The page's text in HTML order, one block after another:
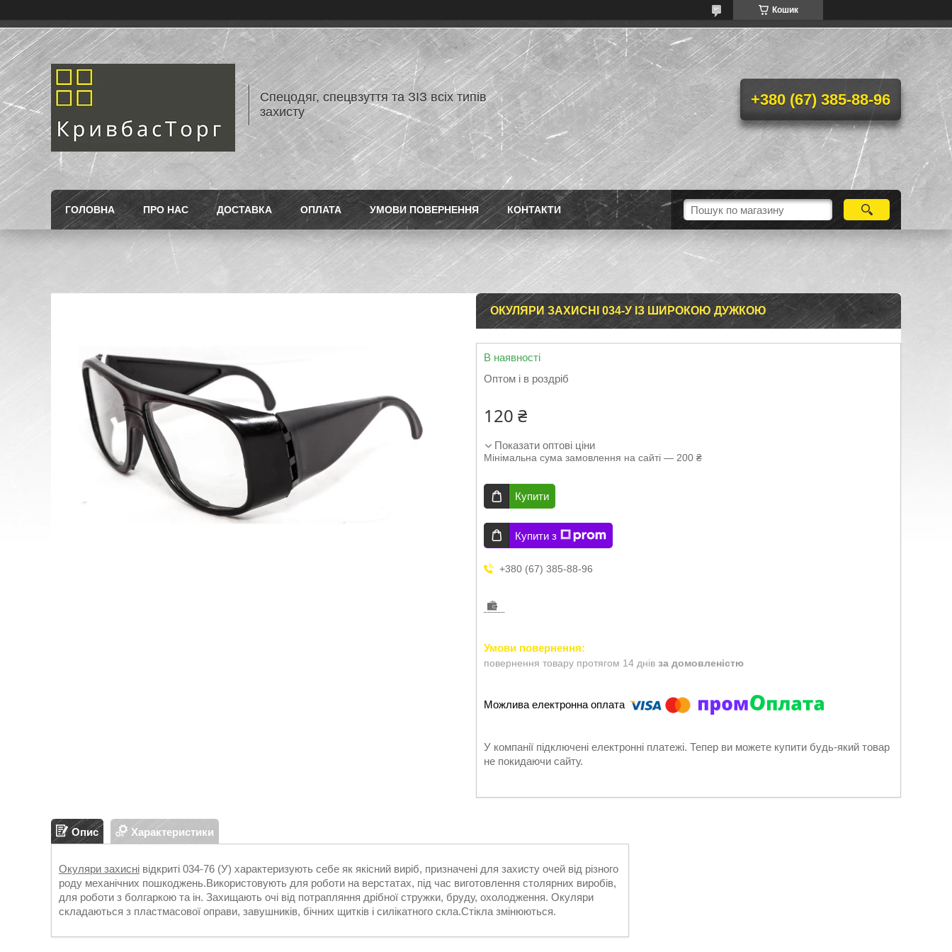
Кошик
Спецодяг, спецвзуття та ЗІЗ всіх типів
захисту
+380 (67) 385-88-96
ГОЛОВНА ПРО НАС ДОСТАВКА ОПЛАТА УМОВИ ПОВЕРНЕННЯ КОНТАКТИ
ОКУЛЯРИ ЗАХИСНІ 034-У ІЗ ШИРОКОЮ ДУЖКОЮ
В наявності
Оптом і в роздріб
120 ₴
Показати оптові ціни
Мінімальна сума замовлення на сайті — 200 ₴
Купити
Купити з
+380 (67) 385-88-96
повернення товару протягом 14 днів за домовленістю
У компанії підключені електронні платежі. Тепер ви можете купити будь-який товар
не покидаючи сайту.
Опис Характеристики
Окуляри захисні відкриті 034-76 (У) характеризують себе як якісний виріб, призначені для захисту очей від різного
роду механічних пошкоджень.Використовують для роботи на верстатах, під час виготовлення столярних виробів,
для роботи з болгаркою та ін. Захищають очі від потрапляння дрібної стружки, бруду, охолодження. Окуляри
складаються з пластмасової оправи, завушників, бічних щитків і силікатного скла.Стікла змінюються.